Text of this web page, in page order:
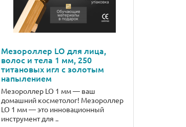
Мезороллер LO для лица,
волос и тела 1 мм, 250
титановых игл с золотым
напылением
Мезороллер LO 1 мм — ваш
домашний косметолог! Мезороллер
LO 1 мм — это инновационный
инструмент для ..